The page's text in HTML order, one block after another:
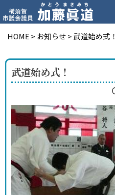
HOME > お知らせ >武道始め式！
武道始め式！